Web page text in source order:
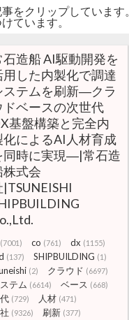
をクリップしていま
ています。
石造船 AI駆動開発を
用した内製化で調達
ステムを刷新―クラ
ドベースの次世代
基盤構築と完全内
化によるAI人材育成
同時に実現―|常石造
株式会
|TSUNEISHI
(7001) co (761) dx (1155)
(137) SHIPBUILDING (1)
(2) クラウド (6697)
テム (6614) ベース (668)
(729) 人材 (471)
(9326) 刷新 (377)